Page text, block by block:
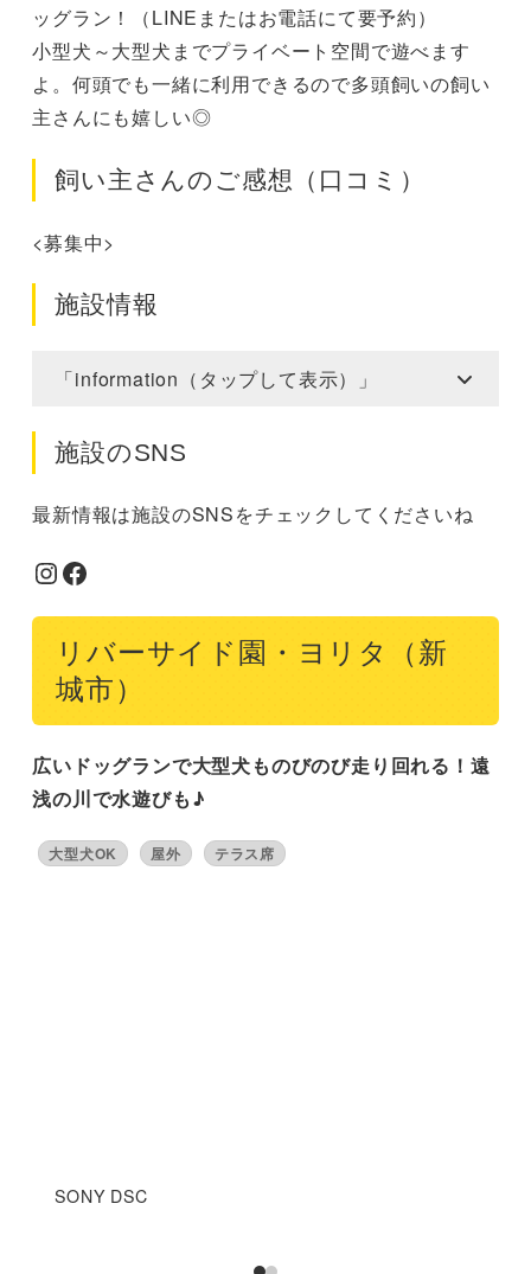
ッグラン！（LINEまたはお電話にて要予約）
小型犬～大型犬までプライベート空間で遊べます
よ。何頭でも一緒に利用できるので多頭飼いの飼い
主さんにも嬉しい◎
飼い主さんのご感想（口コミ）
<募集中>
施設情報
「information（タップして表示）」
施設のSNS
最新情報は施設のSNSをチェックしてくださいね
Instagram
Facebook
リバーサイド園・ヨリタ（新
城市）
広いドッグランで大型犬ものびのび走り回れる！遠
浅の川で水遊びも♪
大型犬OK 屋外 テラス席
SONY DSC